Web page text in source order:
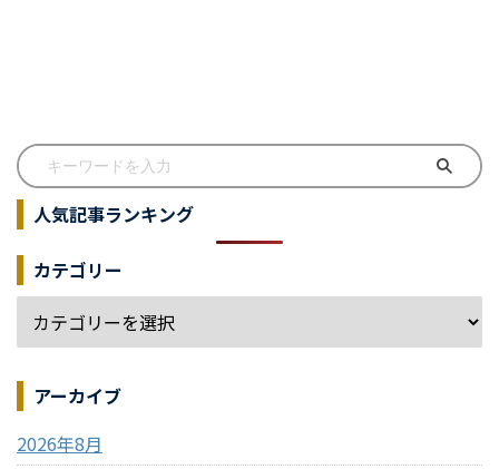
人気記事ランキング
カテゴリー
アーカイブ
2026年8月